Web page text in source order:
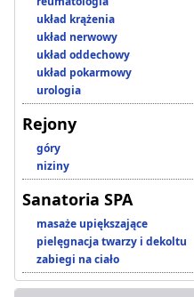
układ krążenia
układ nerwowy
układ oddechowy
układ pokarmowy
urologia
Rejony
góry
niziny
Sanatoria SPA
masaże upiększające
pielęgnacja twarzy i dekoltu
zabiegi na ciało